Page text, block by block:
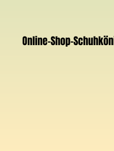
Online-Shop-